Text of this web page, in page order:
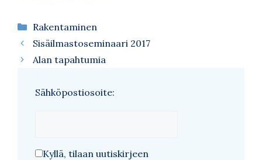
Kategoriat
Rakentaminen
Sisäilmastoseminaari 2017
Alan tapahtumia
Sähköpostiosoite:
Kyllä, tilaan uutiskirjeen